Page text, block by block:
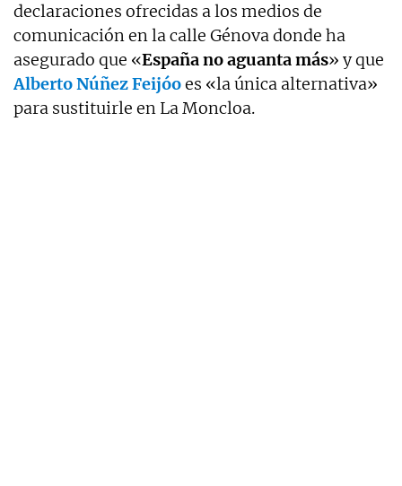
declaraciones ofrecidas a los medios de
comunicación en la calle Génova donde ha
asegurado que «España no aguanta más» y que
Alberto Núñez Feijóoes «la única alternativa»
para sustituirle en La Moncloa.